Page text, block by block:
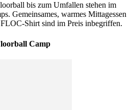
bis zum Umfallen stehen im
Gemeinsames, warmes Mittagessen
Shirt sind im Preis inbegriffen.
Camp